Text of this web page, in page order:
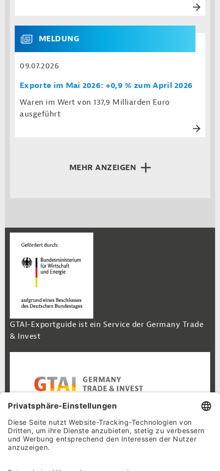
MELDUNG
09.07.2026
Exporte im Mai 2026: +0,9 % zum April 2026
Waren im Wert von 137,9 Milliarden Euro
ausgeführt
MEHR ANZEIGEN
GTAI-Exportguide ist ein Service der Germany Trade
& Invest
Footer Navigation
Inhalt
Cookie-Einstellungen